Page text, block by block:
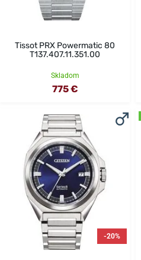
Tissot PRX Powermatic 80
T137.407.11.351.00
Skladom
775 €
-20%